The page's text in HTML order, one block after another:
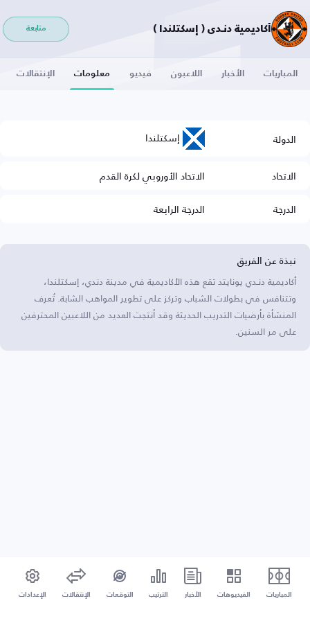
أكاديمية دنـدي ( إسكتلندا ) متابعة
المباريات الأخبار اللاعبون فيديو معلومات الإنتقالات
الدولة إسكتلندا
الاتحاد
الاتحاد الأوروبي لكرة القدم
الدرجة
الدرجة الرابعة
نبذة عن الفريق
أكاديمية دنـدي يونايتد تقع هذه الأكاديمية في مدينة دندي، إسكتلندا،
وتتنافس في بطولات الشباب وتركز على تطوير المواهب الشابة. تُعرف
المنشأة بأرضيات التدريب الحديثة وقد أنتجت العديد من اللاعبين المحترفين
على مر السنين.
المباريات الفيديوهات الأخبار الترتيب التوقعات الإنتقالات الإعدادات